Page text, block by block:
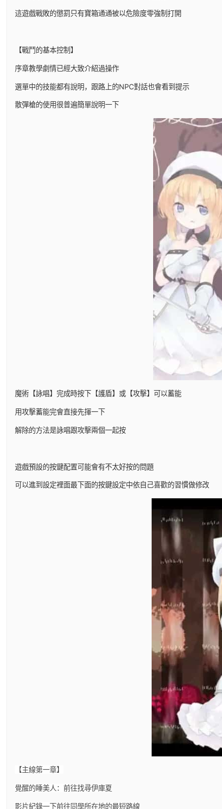
這遊戲戰敗的懲罰只有寶箱通通被以危險度零強制打開
【戰鬥的基本控制】
序章教學劇情已經大致介紹過操作
選單中的技能都有說明，跟路上的NPC對話也會看到提示
散彈槍的使用很普遍簡單說明一下
魔術【詠唱】完成時按下【護盾】或【攻擊】可以蓄能
用攻擊蓄能完會直接先揮一下
解除的方法是詠唱跟攻擊兩個一起按
遊戲預設的按鍵配置可能會有不太好按的問題
可以進到設定裡面最下面的按鍵設定中依自己喜歡的習慣做修改
【主線第一章】
覺醒的睡美人：前往找尋伊庫夏
影片紀錄一下前往同學所在地的最短路線